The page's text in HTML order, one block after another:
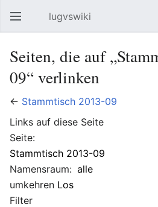
Hauptmenü öffnen lugvswiki
Seiten, die auf
09“ verlinken
← Stammtisch 2013-09
Links auf diese Seite
Seite:
Namensraum:
umkehren
Filter